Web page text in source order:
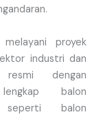
proyek
industri dan
resmi dengan
balon
seperti balon